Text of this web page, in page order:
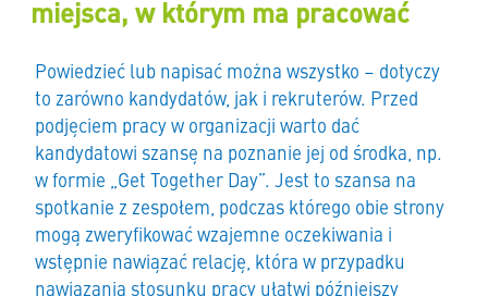
miejsca, w którym ma pracować
Powiedzieć lub napisać można wszystko – dotyczy
to zarówno kandydatów, jak i rekruterów. Przed
podjęciem pracy w organizacji warto dać
kandydatowi szansę na poznanie jej od środka, np.
w formie „Get Together Day”. Jest to szansa na
spotkanie z zespołem, podczas którego obie strony
mogą zweryfikować wzajemne oczekiwania i
wstępnie nawiązać relację, która w przypadku
nawiązania stosunku pracy ułatwi późniejszy